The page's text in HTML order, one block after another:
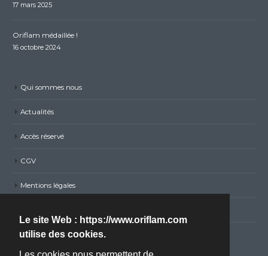
Le site Web : https://www.oriflam.com
utilise des cookies.
17 mars 2025
Oriflam médaillée !
16 octobre 2024
Qui sommes nous
Actualités
Accès réservé
CGV
Mentions légales
Nous contacter